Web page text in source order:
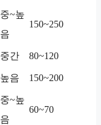
중~높
음
150~250
중간 80~120
높음 150~200
중~높
음
60~70